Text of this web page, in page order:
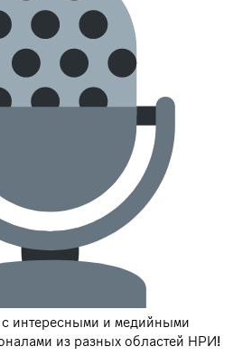
интересными и медийными
из разных областей НРИ!